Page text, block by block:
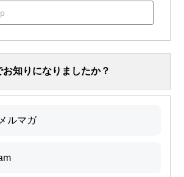
知りになりましたか？
ルマガ